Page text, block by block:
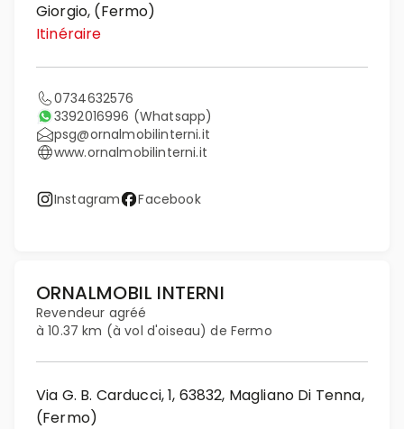
Giorgio, (Fermo)
Itinéraire
0734632576
3392016996 (Whatsapp)
psg@ornalmobilinterni.it
www.ornalmobilinterni.it
Instagram Facebook
ORNALMOBIL INTERNI
Revendeur agréé
à 10.37 km (à vol d'oiseau) de Fermo
Via G. B. Carducci, 1, 63832, Magliano Di Tenna,
(Fermo)